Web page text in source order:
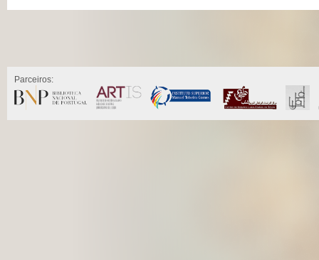
Parceiros: